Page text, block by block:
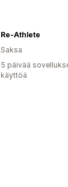
Re-Athlete
Saksa
5 päivää
käyttöä